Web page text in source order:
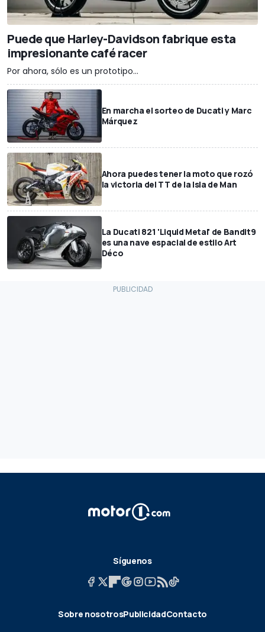
Puede que Harley-Davidson fabrique esta
impresionante café racer
Por ahora, sólo es un prototipo...
En marcha el sorteo de Ducati y Marc
Márquez
Ahora puedes tener la moto que rozó
la victoria del TT de la Isla de Man
La Ducati 821 'Liquid Metal' de Bandit9
es una nave espacial de estilo Art
Déco
Síguenos
Sobre nosotrosPublicidadContacto